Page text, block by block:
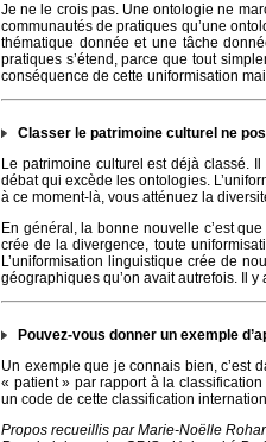
Je ne le crois pas. Une ontologie ne
communautés de pratiques qu’une
thématique donnée et une tâche
pratiques s’étend, parce que tout
conséquence de cette uniformisation
Classer le patrimoine culturel ne
Le patrimoine culturel est déjà classé.
débat qui excède les ontologies.
à ce moment-là, vous atténuez la
En général, la bonne nouvelle c’est
crée de la divergence, toute
L’uniformisation linguistique crée de
géographiques qu’on avait autrefois. Il
Pouvez-vous donner un exemple
Un exemple que je connais bien, c’est
« patient » par rapport à la
un code de cette classification
Propos recueillis par Marie-Noëlle